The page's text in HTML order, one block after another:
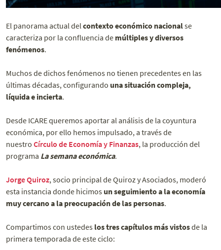
El panorama actual delcontexto económico nacionalse
caracteriza por la confluencia de múltiples y diversos
fenómenos.
Muchos de dichos fenómenos no tienen precedentes en las
últimas décadas, configurando una situación compleja,
líquida e incierta.
Desde ICARE queremos aportar al análisis de la coyuntura
económica, por ello hemos impulsado, a través de
nuestro Círculo de Economía y Finanzas, la producción del
programa La semana económica.
Jorge Quiroz, socio principal de Quiroz y Asociados, moderó
esta instancia donde hicimos un seguimiento a la economía
muy cercano a la preocupación de las personas.
Compartimos con ustedes los tres capítulos más vistosde la
primera temporada de este ciclo: